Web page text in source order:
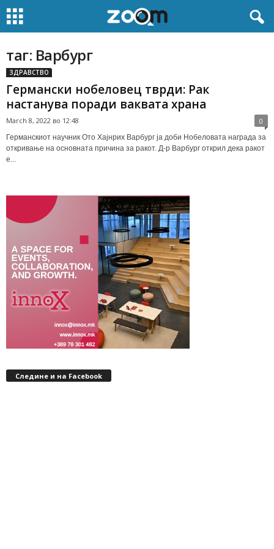
таг: Варбург
ЗДРАВСТВО
Германски нобеловец тврди: Рак
настанува поради ваквата храна
March 8, 2022 во 12:48 0
Германскиот научник Ото Хајнрих Варбург ја доби Нобеловата награда за
откривање на основната причина за ракот. Д-р Варбург открил дека ракот
е...
Следине и на Facebook